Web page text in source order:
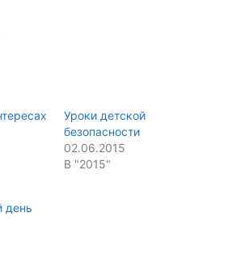
Уроки детской
безопасности
02.06.2015
В "2015"
день